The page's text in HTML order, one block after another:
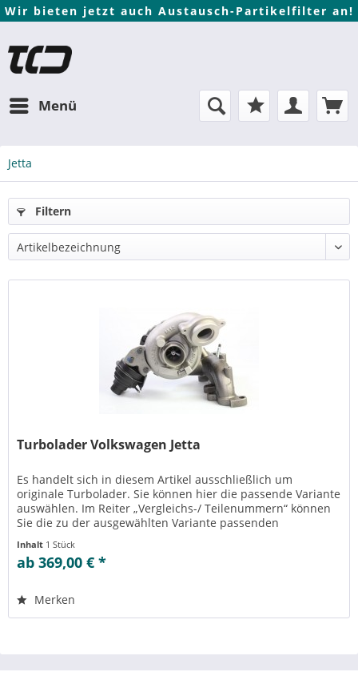
Wir bieten jetzt auch Austausch-Partikelfilter an!
Menü
Jetta
Filtern
Turbolader Volkswagen Jetta
Es handelt sich in diesem Artikel ausschließlich um
originale Turbolader. Sie können hier die passende Variante
auswählen. Im Reiter „Vergleichs-/ Teilenummern“ können
Sie die zu der ausgewählten Variante passenden
Inhalt 1 Stück
ab 369,00 € *
Merken